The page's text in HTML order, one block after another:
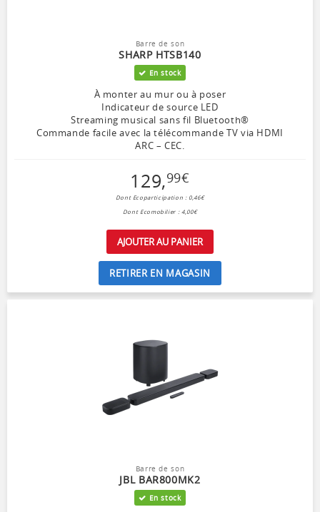
Barre de son
SHARP HTSB140
En stock
À monter au mur ou à poser
Indicateur de source LED
Streaming musical sans fil Bluetooth®
Commande facile avec la télécommande TV via HDMI
ARC – CEC.
129,99€
Dont Ecoparticipation : 0,46€
Dont Ecomobilier : 4,00€
AJOUTER AU PANIER
RETIRER EN MAGASIN
Barre de son
JBL BAR800MK2
En stock